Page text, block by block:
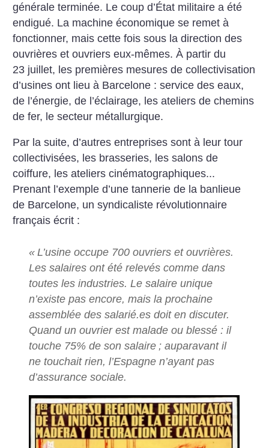
générale terminée. Le coup d’État militaire a été
endigué. La machine économique se remet à
fonctionner, mais cette fois sous la direction des
ouvrières et ouvriers eux-mêmes. À partir du
23 juillet, les premières mesures de collectivisation
d’usines ont lieu à Barcelone : service des eaux,
de l’énergie, de l’éclairage, les ateliers de chemins
de fer, le secteur métallurgique.
Par la suite, d’autres entreprises sont à leur tour
collectivisées, les brasseries, les salons de
coiffure, les ateliers cinématographiques...
Prenant l’exemple d’une tannerie de la banlieue
de Barcelone, un syndicaliste révolutionnaire
français écrit :
« L’usine occupe 700 ouvriers et ouvrières.
Les salaires ont été relevés comme dans
toutes les industries. Le salaire unique
n’existe pas encore, mais la prochaine
assemblée des salarié.es doit en discuter.
Quand un ouvrier est malade ou blessé : il
touche 75% de son salaire ; auparavant il
ne touchait rien, l’Espagne n’ayant pas
d’assurance sociale.